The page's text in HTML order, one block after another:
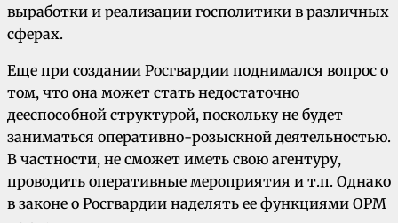
выработки и реализации госполитики в различных
сферах.
Еще при создании Росгвардии поднимался вопрос о
том, что она может стать недостаточно
дееспособной структурой, поскольку не будет
заниматься оперативно-розыскной деятельностью.
В частности, не сможет иметь свою агентуру,
проводить оперативные мероприятия и т.п. Однако
в законе о Росгвардии наделять ее функциями ОРМ